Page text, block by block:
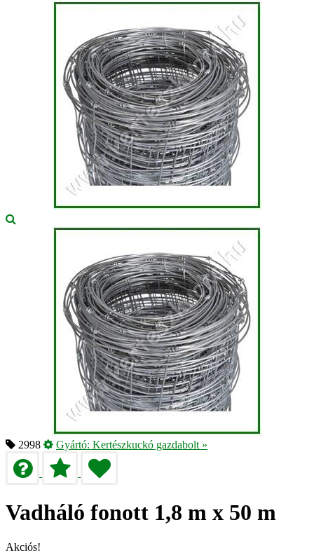
2998 Gyártó: Kertészkuckó gazdabolt »
Vadháló fonott 1,8 m x 50 m
Akciós!